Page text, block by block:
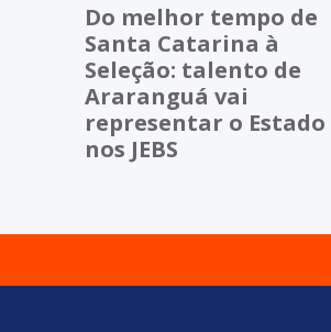
Do melhor tempo de
Santa Catarina à
Seleção: talento de
Araranguá vai
representar o Estado
nos JEBS